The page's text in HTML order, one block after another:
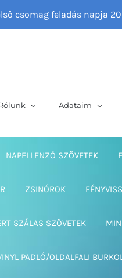
Adataim
NAPELLENZŐ SZÖVETEK
ZSINÓROK
SZÁLAS SZÖVETEK
PADLÓ/OLDALFALI
csomag feladás napja